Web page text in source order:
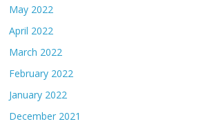
May 2022
April 2022
March 2022
February 2022
January 2022
December 2021